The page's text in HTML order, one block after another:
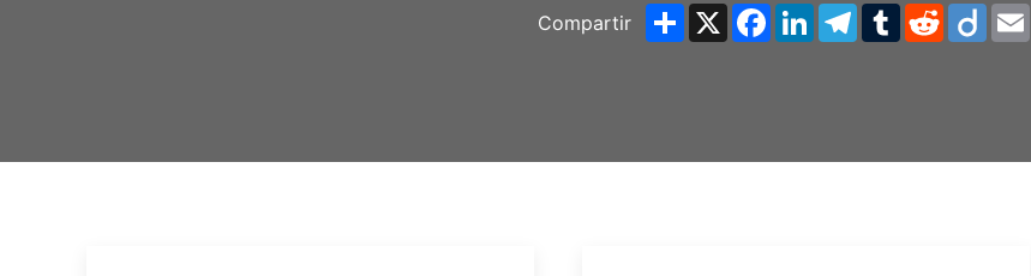
Compartir ShareX Facebook
LinkedInTelegram
TumblrRedditDiigo